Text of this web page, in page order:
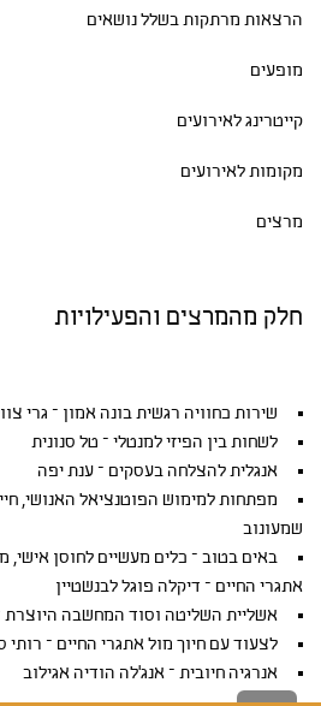
הרצאות מרתקות בשלל נושאים
מופעים
קייטרינג לאירועים
מקומות לאירועים
מרצים
חלק מהמרצים והפעילויות
שירות כחוויה רגשית בונה אמון – גרי
לשחות בין הפיזי למנטלי – טל סנונית
אנגלית להצלחה בעסקים – ענת יפה
מפתחות למימוש הפוטנציאל האנושי,
שמעונוב
באים בטוב – כלים מעשיים לחוסן אישי,
אתגרי החיים – דיקלה פוגל לבנשטיין
אשליית השליטה וסוד המחשבה היוצרת
לצעוד עם חיוך מול אתגרי החיים –
אנרגיה חיובית – אנג'לה הודיה אגילוב